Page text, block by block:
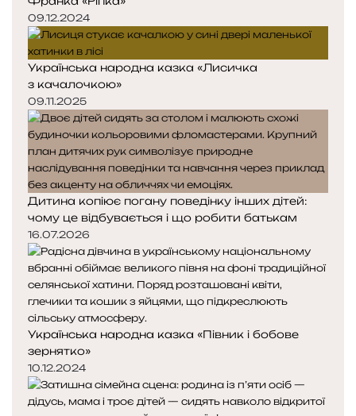
09.12.2024
Українська народна казка «Лисичка
з качалочкою»
09.11.2025
Дитина копіює погану поведінку інших дітей:
чому це відбувається і що робити батькам
16.07.2026
Українська народна казка «Півник і бобове
зернятко»
10.12.2024